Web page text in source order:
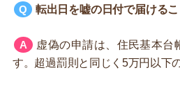
転出日を嘘の日付で届ける
虚偽の申請は、住民基本台
す。超過罰則と同じく5万円以下